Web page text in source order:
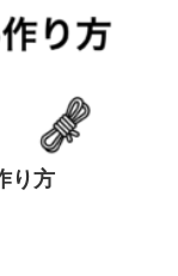
り方